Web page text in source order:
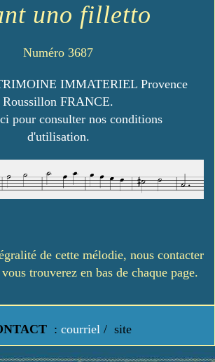
uno filletto
Numéro 3687
IMMATERIEL Provence
Roussillon FRANCE.
pour consulter nos conditions
d'utilisation.
de cette mélodie, nous contacter
trouverez en bas de chaque page.
: courriel / site